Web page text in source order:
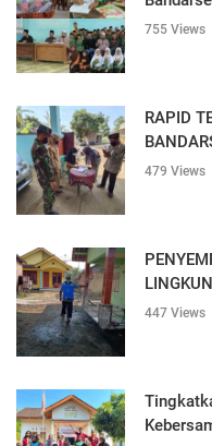
755 Views
RAPID
479 Views
447 Views